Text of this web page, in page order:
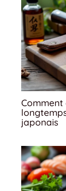
japonais